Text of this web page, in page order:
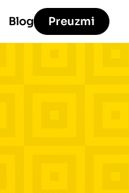
Blog Preuzmi